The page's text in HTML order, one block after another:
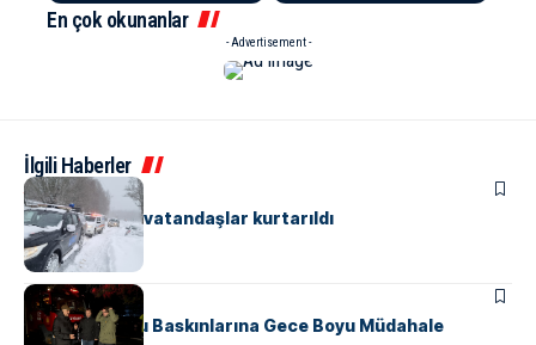
En çok okunanlar
- Advertisement -
İlgili Haberler
ASAYIŞÇINARCIK
Mahsur kalan vatandaşlar kurtarıldı
ÇINARCIK
Çınarcık’ta Su Baskınlarına Gece Boyu Müdahale